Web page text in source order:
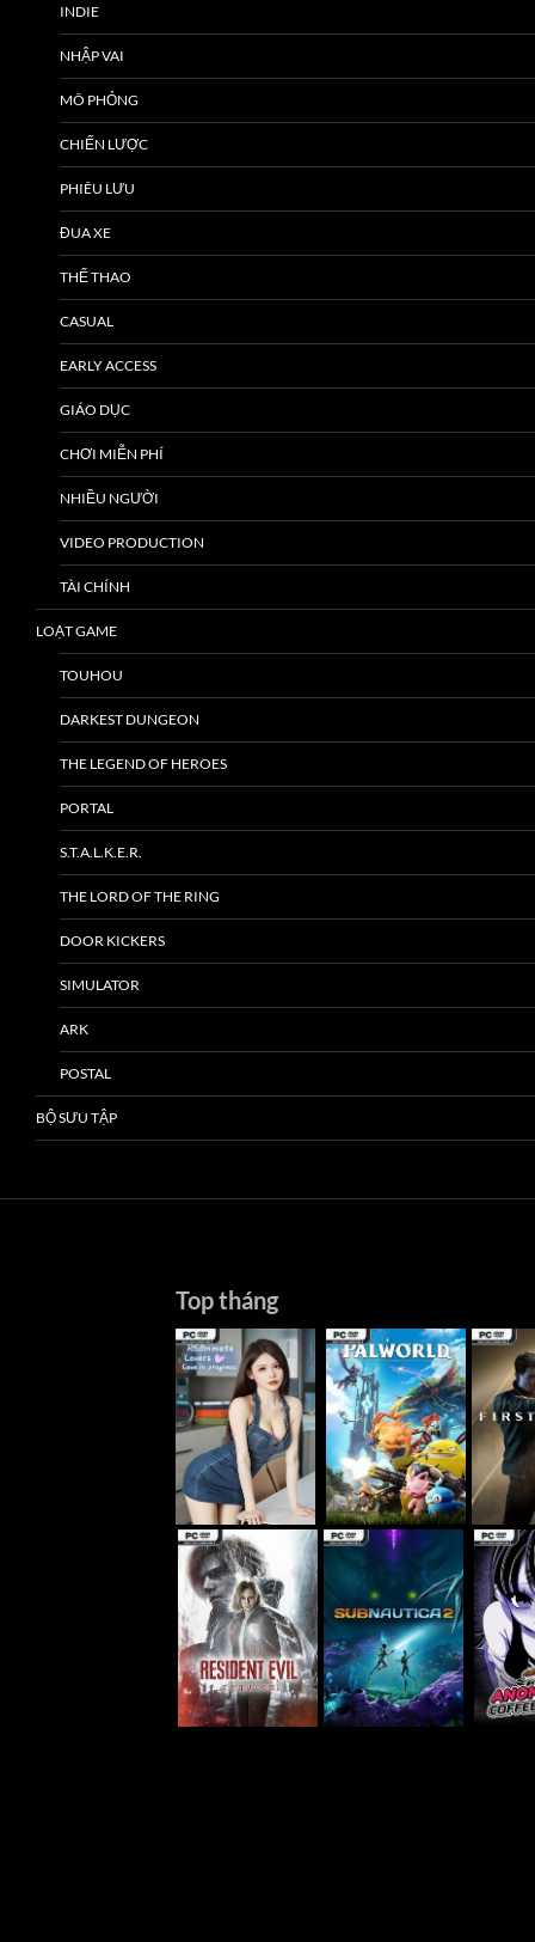
INDIE
NHẬP VAI
MÔ PHỎNG
CHIẾN LƯỢC
PHIÊU LƯU
ĐUA XE
THỂ THAO
CASUAL
EARLY ACCESS
GIÁO DỤC
CHƠI MIỄN PHÍ
NHIỀU NGƯỜI
VIDEO PRODUCTION
TÀI CHÍNH
LOẠT GAME
TOUHOU
DARKEST DUNGEON
THE LEGEND OF HEROES
PORTAL
S.T.A.L.K.E.R.
THE LORD OF THE RING
DOOR KICKERS
SIMULATOR
ARK
POSTAL
BỘ SƯU TẬP
Top tháng